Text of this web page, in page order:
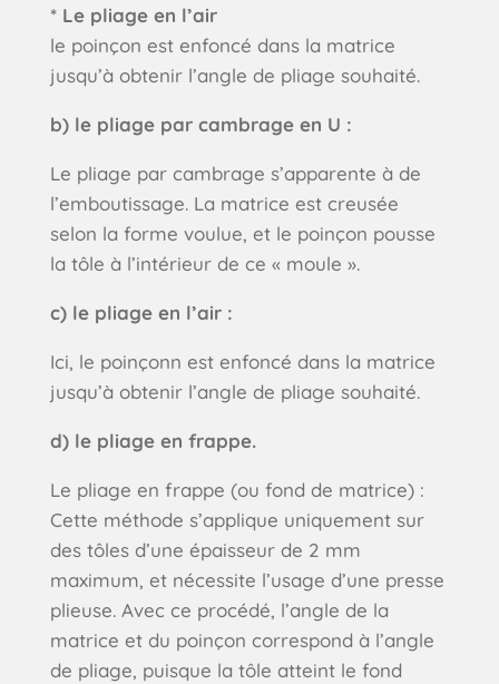
* Le pliage en l’air
le poinçon est enfoncé dans la matrice
jusqu’à obtenir l’angle de pliage souhaité.
b) le pliage par cambrage en U :
Le pliage par cambrage s’apparente à de
l’emboutissage. La matrice est creusée
selon la forme voulue, et le poinçon pousse
la tôle à l’intérieur de ce « moule ».
c) le pliage en l’air :
Ici, le poinçonn est enfoncé dans la matrice
jusqu’à obtenir l’angle de pliage souhaité.
d) le pliage en frappe.
Le pliage en frappe (ou fond de matrice) :
Cette méthode s’applique uniquement sur
des tôles d’une épaisseur de 2 mm
maximum, et nécessite l’usage d’une presse
plieuse. Avec ce procédé, l’angle de la
matrice et du poinçon correspond à l’angle
de pliage, puisque la tôle atteint le fond